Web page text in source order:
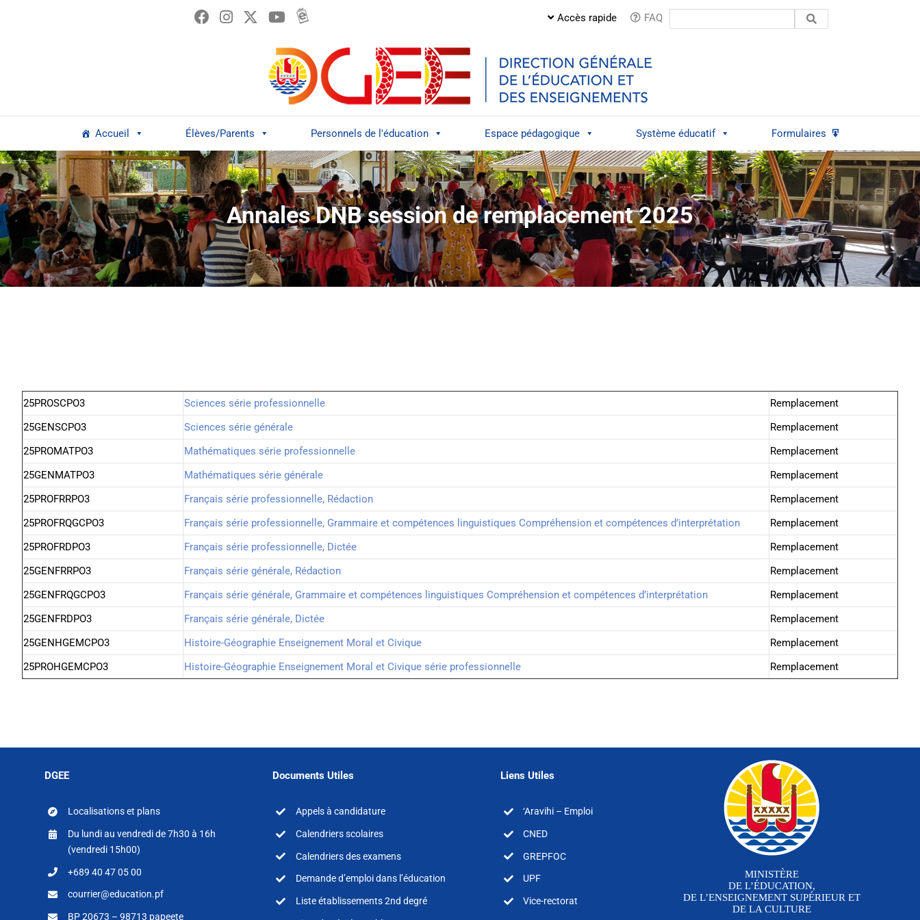
Accès rapide FAQ
Accueil Élèves/Parents Personnels de l'éducation Espace pédagogique Système éducatif Formulaires
Annales DNB session de remplacement 2025
25PROSCPO3 Sciences série professionnelle
Remplacement
25GENSCPO3
Sciences série générale
Remplacement
25PROMATPO3
Mathématiques série professionnelle
Remplacement
25GENMATPO3
Mathématiques série générale
Remplacement
25PROFRRPO3
Français série professionnelle, Rédaction
Remplacement
25PROFRQGCPO3
Français série professionnelle, Grammaire et compétences linguistiques Compréhension et compétences d’interprétation
Remplacement
25PROFRDPO3
Français série professionnelle, Dictée
Remplacement
25GENFRRPO3
Français série générale, Rédaction
Remplacement
25GENFRQGCPO3
Français série générale, Grammaire et compétences linguistiques Compréhension et compétences d’interprétation
Remplacement
25GENFRDPO3
Français série générale, Dictée
Remplacement
25GENHGEMCPO3
Histoire-Géographie Enseignement Moral et Civique
Remplacement
25PROHGEMCPO3
Histoire-Géographie Enseignement Moral et Civique série professionnelle Remplacement
DGEE
Localisations et plans
Du lundi au vendredi de 7h30 à 16h
(vendredi 15h00)
+689 40 47 05 00
courrier@education.pf
BP 20673 – 98713 papeete
Documents Utiles
Appels à candidature
Calendriers scolaires
Calendriers des examens
Demande d’emploi dans l’éducation
Liste établissements 2nd degré
Liens Utiles
‘Aravihi – Emploi
CNED
GREPFOC
UPF
Vice-rectorat
MINISTÈRE
DE L’ÉDUCATION,
DE L’ENSEIGNEMENT SUPÉRIEUR ET
DE LA CULTURE